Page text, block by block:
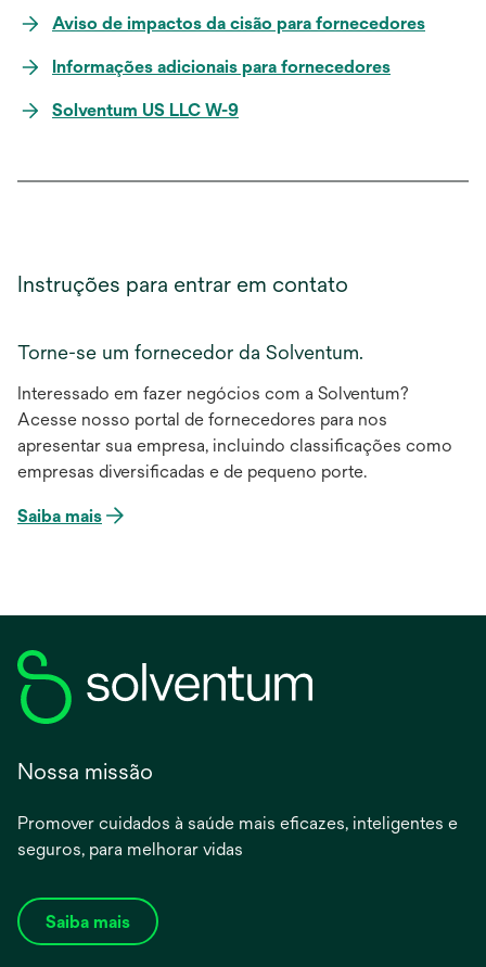
Aviso de impactos da cisão para fornecedores
Informações adicionais para fornecedores
Solventum US LLC W-9
Instruções para entrar em contato
Torne-se um fornecedor da Solventum.
Interessado em fazer negócios com a Solventum?
Acesse nosso portal de fornecedores para nos
apresentar sua empresa, incluindo classificações como
empresas diversificadas e de pequeno porte.
Saiba mais
abre
Nossa missão
Promover cuidados à saúde mais eficazes, inteligentes e
seguros, para melhorar vidas
Saiba mais